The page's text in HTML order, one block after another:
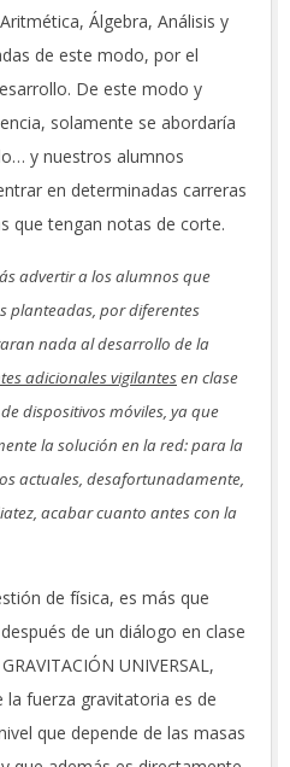
Álgebra, Análisis y
de este modo, por el
De este modo y
solamente se abordaría
y nuestros alumnos
en determinadas carreras
que tengan notas de corte.
advertir a los alumnos que
planteadas, por diferentes
nada al desarrollo de la
adicionales vigilantesen clase
dispositivos móviles, ya que
la solución en la red: para la
actuales, desafortunadamente,
acabar cuanto antes con la
de física, es más que
de un diálogo en clase
UNIVERSAL,
la fuerza gravitatoria es de
que depende de las masas